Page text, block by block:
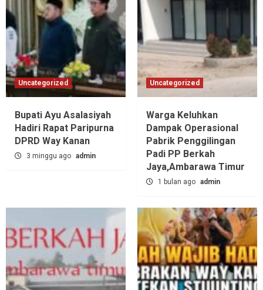
Uncategorized
Bupati Ayu Asalasiyah
Hadiri Rapat Paripurna
DPRD Way Kanan
3 minggu ago admin
Uncategorized
Warga Keluhkan
Dampak Operasional
Pabrik Penggilingan
Padi PP Berkah
Jaya,‎Ambarawa Timur
1 bulan ago admin